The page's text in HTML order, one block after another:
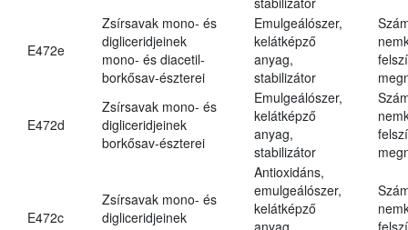
E472e
Zsírsavak mono- és
digliceridjeinek
mono- és diacetil-
borkősav-észterei
Emulgeálószer,
kelátképző
anyag,
stabilizátor
E472d
Zsírsavak mono- és
digliceridjeinek
borkősav-észterei
Emulgeálószer,
kelátképző
anyag,
stabilizátor
E472c
Zsírsavak mono- és
digliceridjeinek
Antioxidáns,
emulgeálószer,
kelátképző
anyag,